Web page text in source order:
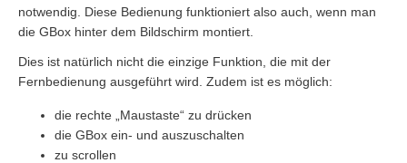
notwendig. Diese Bedienung funktioniert also auch, wenn man
die GBox hinter dem Bildschirm montiert.
Dies ist natürlich nicht die einzige Funktion, die mit der
Fernbedienung ausgeführt wird. Zudem ist es möglich:
die rechte „Maustaste“ zu drücken
die GBox ein- und auszuschalten
zu scrollen